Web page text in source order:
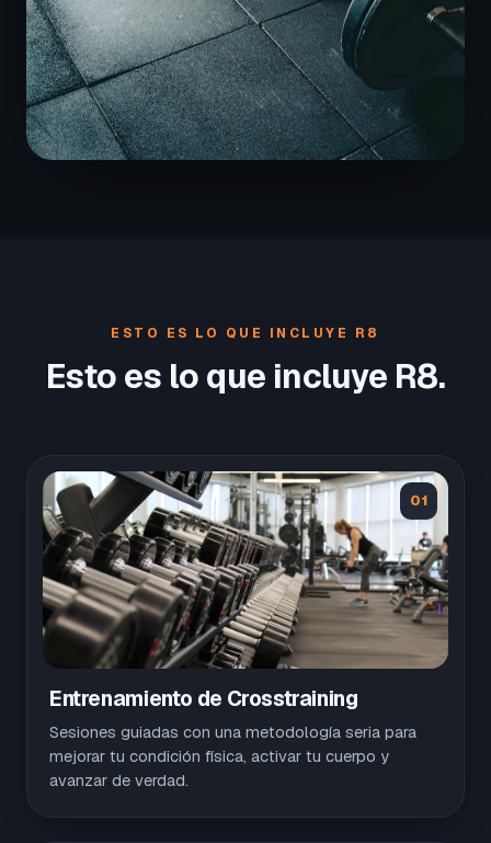
ESTO ES LO QUE INCLUYE R8
Esto es lo que incluye R8.
01
Entrenamiento de Crosstraining
Sesiones guiadas con una metodología seria para
mejorar tu condición física, activar tu cuerpo y
avanzar de verdad.